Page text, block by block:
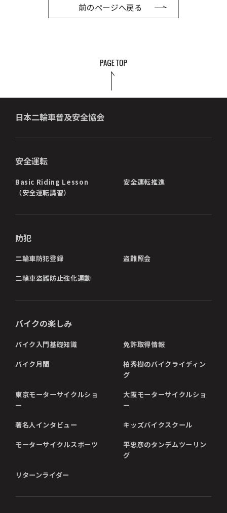
前のページへ戻る
日本二輪車普及安全協会
安全運転
Basic Riding Lesson
（安全運転講習）
安全運転推進
防犯
二輪車防犯登録 盗難照会
二輪車盗難防止強化運動
バイクの楽しみ
バイク入門基礎知識 免許取得情報
バイク月間
柏秀樹のバイクライディン
グ
東京モーターサイクルショ
ー
大阪モーターサイクルショ
ー
著名人インタビュー キッズバイクスクール
モーターサイクルスポーツ
平忠彦のタンデムツーリン
グ
リターンライダー